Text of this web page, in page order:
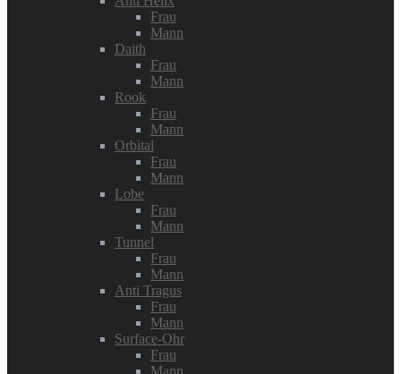
Frau
Mann
Daith
Frau
Mann
Rook
Frau
Mann
Orbital
Frau
Mann
Lobe
Frau
Mann
Tunnel
Frau
Mann
Anti Tragus
Frau
Mann
Surface-Ohr
Frau
Mann